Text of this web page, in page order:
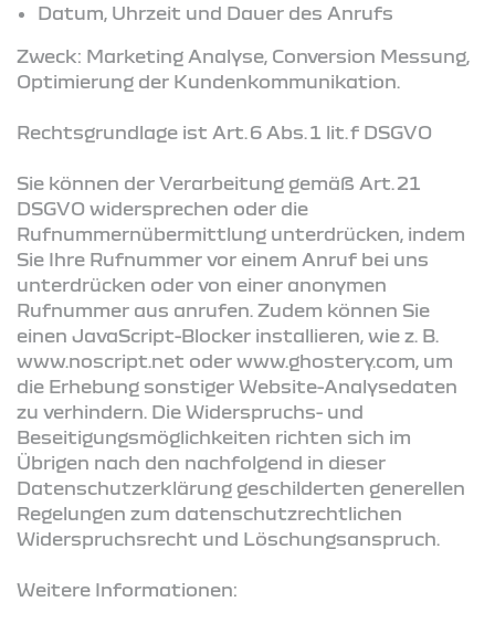
Datum, Uhrzeit und Dauer des Anrufs
Zweck: Marketing Analyse, Conversion Messung,
Optimierung der Kundenkommunikation.
Rechtsgrundlage ist Art. 6 Abs. 1 lit. f DSGVO
Sie können der Verarbeitung gemäß Art. 21
DSGVO widersprechen oder die
Rufnummernübermittlung unterdrücken, indem
Sie Ihre Rufnummer vor einem Anruf bei uns
unterdrücken oder von einer anonymen
Rufnummer aus anrufen. Zudem können Sie
einen JavaScript-Blocker installieren, wie z. B.
www.noscript.net oder www.ghostery.com, um
die Erhebung sonstiger Website-Analysedaten
zu verhindern. Die Widerspruchs- und
Beseitigungsmöglichkeiten richten sich im
Übrigen nach den nachfolgend in dieser
Datenschutzerklärung geschilderten generellen
Regelungen zum datenschutzrechtlichen
Widerspruchsrecht und Löschungsanspruch.
Weitere Informationen: